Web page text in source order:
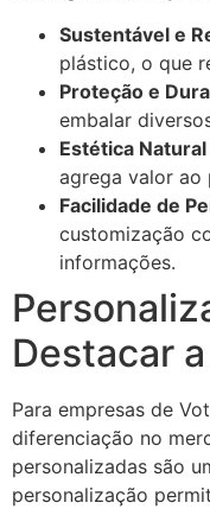
Sustentável e
plástico, o que
Proteção e
embalar
Estética
agrega valor ao
Facilidade de
customização
informações.
Destacar
Para empresas de
diferenciação no
personalizadas são
personalização